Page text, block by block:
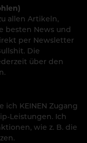
allen Artikeln,
besten News und
per Newsletter
Die
über den
ich KEINEN Zugang
Leistungen. Ich
wie z. B. die